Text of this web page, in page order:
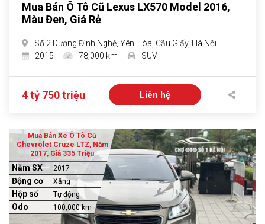
Mua Bán Ô Tô Cũ Lexus LX570 Model 2016,
Màu Đen, Giá Rẻ
Số 2 Dương Đình Nghệ, Yên Hòa, Cầu Giấy, Hà Nội
2015
78,000 km SUV
4 tỷ 750 triệu Liên hệ
Mua Bán Xe Ô Tô Cũ
Chevrolet Cruze LTZ, Năm
2017, Giá 335 Triệu
Năm SX 2017
Động cơ Xăng
Hộp số Tự động
Odo 100,000 km